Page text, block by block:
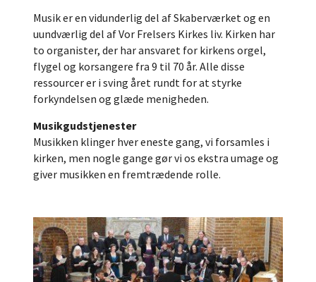
Musik er en vidunderlig del af Skaberværket og en
uundværlig del af Vor Frelsers Kirkes liv. Kirken har
to organister, der har ansvaret for kirkens orgel,
flygel og korsangere fra 9 til 70 år. Alle disse
ressourcer er i sving året rundt for at styrke
forkyndelsen og glæde menigheden.
Musikgudstjenester
Musikken klinger hver eneste gang, vi forsamles i
kirken, men nogle gange gør vi os ekstra umage og
giver musikken en fremtrædende rolle.